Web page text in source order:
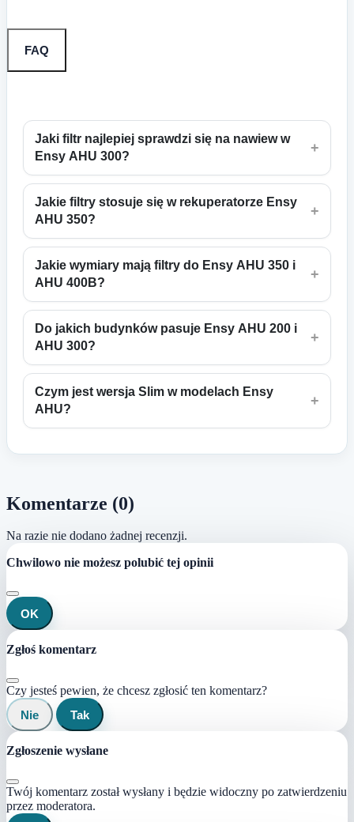
FAQ
Jaki filtr najlepiej sprawdzi się na nawiew w
Ensy AHU 300?
+
Jakie filtry stosuje się w rekuperatorze Ensy
AHU 350?
+
Jakie wymiary mają filtry do Ensy AHU 350 i
AHU 400B?
+
Do jakich budynków pasuje Ensy AHU 200 i
AHU 300?
+
Czym jest wersja Slim w modelach Ensy
AHU?
+
Komentarze (0)
Na razie nie dodano żadnej recenzji.
Chwilowo nie możesz polubić tej opinii
OK
Zgłoś komentarz
Czy jesteś pewien, że chcesz zgłosić ten komentarz?
Nie
Tak
Zgłoszenie wysłane
Twój komentarz został wysłany i będzie widoczny po zatwierdzeniu
przez moderatora.